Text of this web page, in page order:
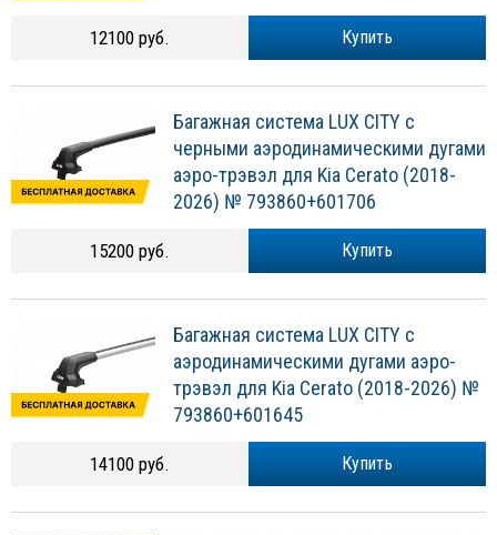
Купить
12100 руб.
Багажная система LUX CITY с
черными аэродинамическими дугами
аэро-трэвэл для Kia Cerato (2018-
2026) № 793860+601706
Купить
15200 руб.
Багажная система LUX CITY с
аэродинамическими дугами аэро-
трэвэл для Kia Cerato (2018-2026) №
793860+601645
Купить
14100 руб.